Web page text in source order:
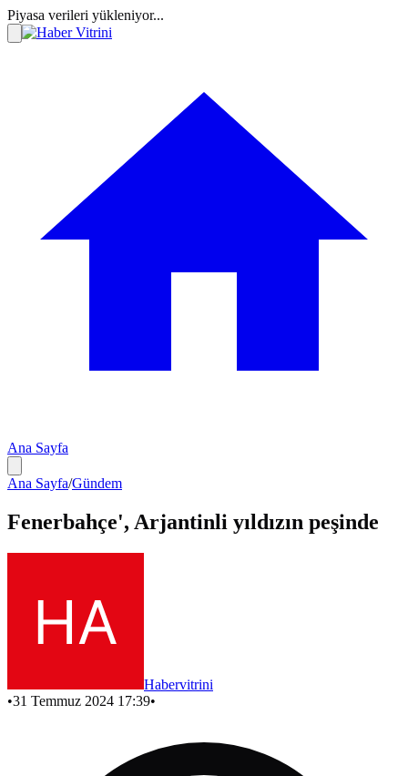
Piyasa verileri yükleniyor...
Ana Sayfa
Ana Sayfa/Gündem
Fenerbahçe', Arjantinli yıldızın peşinde
Habervitrini
•31 Temmuz 2024 17:39•